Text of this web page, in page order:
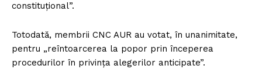
constituțional”.
Totodată, membrii CNC AUR au votat, în unanimitate,
pentru „reîntoarcerea la popor prin începerea
procedurilor în privința alegerilor anticipate”.